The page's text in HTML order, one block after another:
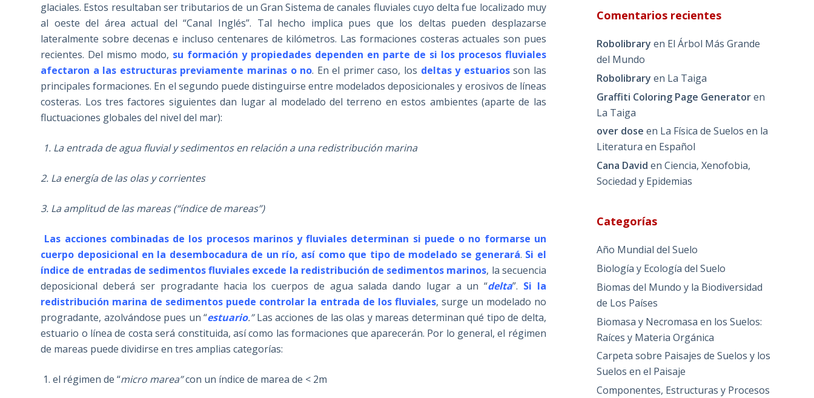
glaciales. Estos resultaban ser tributarios de un Gran Sistema de canales fluviales cuyo delta fue localizado muy
al oeste del área actual del “Canal Inglés”. Tal hecho implica pues que los deltas pueden desplazarse
lateralmente sobre decenas e incluso centenares de kilómetros. Las formaciones costeras actuales son pues
recientes. Del mismo modo, su formación y propiedades dependen en parte de si los procesos fluviales
afectaron a las estructuras previamente marinas o no. En el primer caso, los deltas y estuariosson las
principales formaciones. En el segundo puede distinguirse entre modelados deposicionales y erosivos de líneas
costeras. Los tres factores siguientes dan lugar al modelado del terreno en estos ambientes (aparte de las
fluctuaciones globales del nivel del mar):
1. La entrada de agua fluvial y sedimentos en relación a una redistribución marina
2. La energía de las olas y corrientes
3. La amplitud de las mareas (“índice de mareas”)
Las acciones combinadas de los procesos marinos y fluviales determinan si puede o no formarse un
cuerpo deposicional en la desembocadura de un río, así como que tipo de modelado se generará. Si el
índice de entradas de sedimentos fluviales excede la redistribución de sedimentos marinos, la secuencia
deposicional deberá ser progradante hacia los cuerpos de agua salada dando lugar a un “delta”. Si la
redistribución marina de sedimentos puede controlar la entrada de los fluviales, surge un modelado no
progradante, azolvándose pues un “estuario.”Las acciones de las olas y mareas determinan qué tipo de delta,
estuario o línea de costa será constituida, así como las formaciones que aparecerán. Por lo general, el régimen
de mareas puede dividirse en tres amplias categorías:
1. el régimen de “micro marea”con un índice de marea de < 2m
Comentarios recientes
Robolibrary en El Árbol Más Grande
del Mundo
Robolibrary en La Taiga
Graffiti Coloring Page Generatoren
La Taiga
over dose en La Física de Suelos en la
Literatura en Español
Cana David enCiencia, Xenofobia,
Sociedad y Epidemias
Categorías
Año Mundial del Suelo
Biología y Ecología del Suelo
Biomas del Mundo y la Biodiversidad
de Los Países
Biomasa y Necromasa en los Suelos:
Raíces y Materia Orgánica
Carpeta sobre Paisajes de Suelos y los
Suelos en el Paisaje
Componentes, Estructuras y Procesos